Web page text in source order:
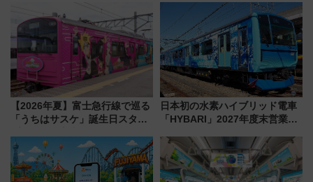
【2026年夏】富士急行線で巡る
「うちはサスケ」誕生日スタン
定グルメ＆グッズ徹底ガイド
日本初の水素ハイブリッド電車
「HYBARI」2027年度末営業運
で水素利活用が加速